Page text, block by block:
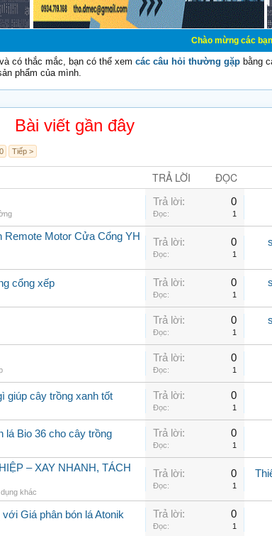
Chào mừng các bạn đến với
có thắc mắc, bạn có thể xem các câu hỏi thường gặp bằng
phẩm của mình.
Bài viết gần đây
Tiếp >
TRẢ LỜI ĐỌC
Trả lời: 0
Đọc: 1
Remote Motor Cửa Cổng YH
Trả lời: 0
Đọc: 1
cổng xếp Trả lời: 0
Đọc: 1
Trả lời: 0
Đọc: 1
Trả lời: 0
Đọc: 1
giúp cây trồng xanh tốt Trả lời: 0
Đọc: 1
lá Bio 36 cho cây trồng Trả lời: 0
Đọc: 1
– XAY NHANH, TÁCH
khác
Trả lời: 0
Đọc: 1
Giá phân bón lá Atonik Trả lời: 0
Đọc: 1